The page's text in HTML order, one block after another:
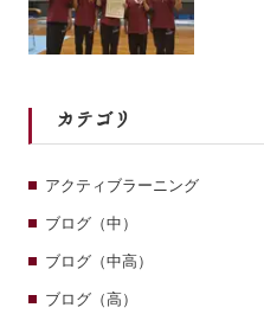
カテゴリ
アクティブラーニング
ブログ（中）
ブログ（中高）
ブログ（高）